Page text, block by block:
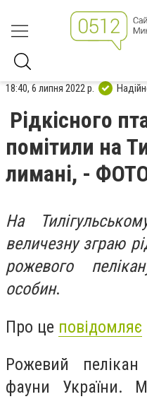
18:40, 6 липня 2022 р.
Рідкісного
помітили на
лимані, -
На
величезну зграю
рожевого
особин.
Про це повідомляє
Рожевий
фауни України.